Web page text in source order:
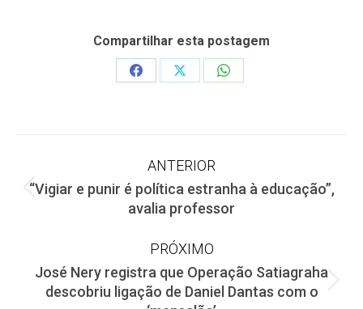
Compartilhar esta postagem
Share
Share
Share
Navegação
de
ANTERIOR
Post
anterior:
“Vigiar e punir é política estranha à educação”,
avalia professor
PRÓXIMO
Próximo
José Nery registra que Operação Satiagraha
descobriu ligação de Daniel Dantas com o